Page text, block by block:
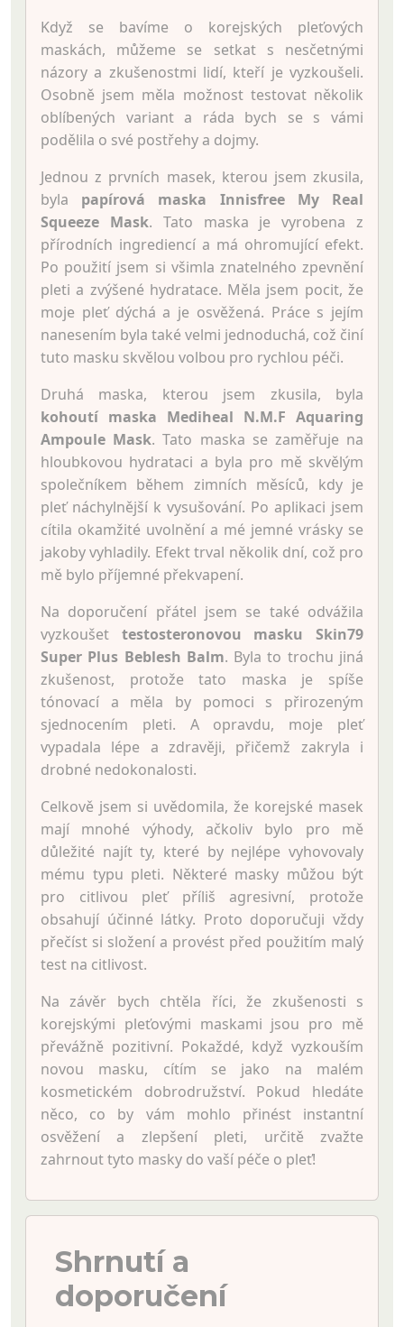
Když se bavíme o korejských pleťových
maskách, můžeme se setkat s nesčetnými
názory a zkušenostmi lidí, kteří je vyzkoušeli.
Osobně jsem měla možnost testovat několik
oblíbených variant a ráda bych se s vámi
podělila o své postřehy a dojmy.
Jednou z prvních masek, kterou jsem zkusila,
byla papírová maska Innisfree My Real
Squeeze Mask. Tato maska je vyrobena z
přírodních ingrediencí a má ohromující efekt.
Po použití jsem si všimla znatelného zpevnění
pleti a zvýšené hydratace. Měla jsem pocit, že
moje pleť dýchá a je osvěžená. Práce s jejím
nanesením byla také velmi jednoduchá, což činí
tuto masku skvělou volbou pro rychlou péči.
Druhá maska, kterou jsem zkusila, byla
kohoutí maska Mediheal N.M.F Aquaring
Ampoule Mask. Tato maska se zaměřuje na
hloubkovou hydrataci a byla pro mě skvělým
společníkem během zimních měsíců, kdy je
pleť náchylnější k vysušování. Po aplikaci jsem
cítila okamžité uvolnění a mé jemné vrásky se
jakoby vyhladily. Efekt trval několik dní, což pro
mě bylo příjemné překvapení.
Na doporučení přátel jsem se také odvážila
vyzkoušet testosteronovou masku Skin79
Super Plus Beblesh Balm. Byla to trochu jiná
zkušenost, protože tato maska je spíše
tónovací a měla by pomoci s přirozeným
sjednocením pleti. A opravdu, moje pleť
vypadala lépe a zdravěji, přičemž zakryla i
drobné nedokonalosti.
Celkově jsem si uvědomila, že korejské masek
mají mnohé výhody, ačkoliv bylo pro mě
důležité najít ty, které by nejlépe vyhovovaly
mému typu pleti. Některé masky můžou být
pro citlivou pleť příliš agresivní, protože
obsahují účinné látky. Proto doporučuji vždy
přečíst si složení a provést před použitím malý
test na citlivost.
Na závěr bych chtěla říci, že zkušenosti s
korejskými pleťovými maskami jsou pro mě
převážně pozitivní. Pokaždé, když vyzkouším
novou masku, cítím se jako na malém
kosmetickém dobrodružství. Pokud hledáte
něco, co by vám mohlo přinést instantní
osvěžení a zlepšení pleti, určitě zvažte
zahrnout tyto masky do vaší péče o pleť!
Shrnutí a
doporučení